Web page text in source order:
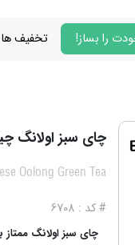
را بساز! تخفیف ها
چای سبز اولانگ
Oolong Green Tea
# کد : 6708
چای سبز اولانگ